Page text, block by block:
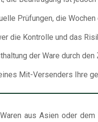
Prüfungen, die Wochen
die Kontrolle und das
der Ware durch den
Mit-Versenders Ihre
aus Asien oder